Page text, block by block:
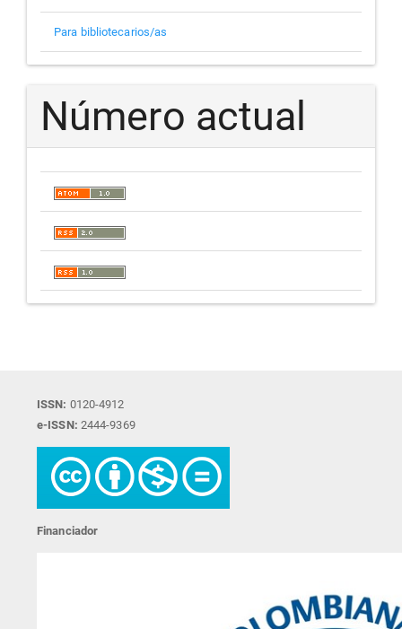
Para bibliotecarios/as
Número actual
ISSN: 0120-4912
e-ISSN: 2444-9369
Financiador